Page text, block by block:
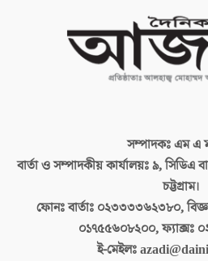
সম্পাদকঃএম এ
বার্তা ও সম্পাদকীয় কার্যালয়ঃ৯, সিডিএ
চট্টগ্রাম।
ফোনঃ বার্তাঃ ০২৩৩৩৩৬২৩৮০,
০১৭৫৫৬০৮২০০, ফ্যাক্সঃ
ই-মেইলঃ